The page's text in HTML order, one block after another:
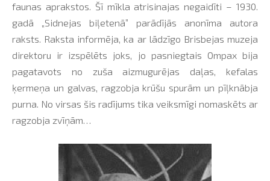
faunas aprakstos. Šī mīkla atrisinajas negaidīti – 1930.
gadā „Sidnejas biļetenā” parādījās anonīma autora
raksts. Raksta informēja, ka ar lādzīgo Brisbejas muzeja
direktoru ir izspēlēts joks, jo pasniegtais Ompax bija
pagatavots no zuša aizmugurējas daļas, kefalas
ķermeņa un galvas, ragzobja krūšu spurām un pīļknābja
purna. No virsas šis radījums tika veiksmīgi nomaskēts ar
ragzobja zvīņām…